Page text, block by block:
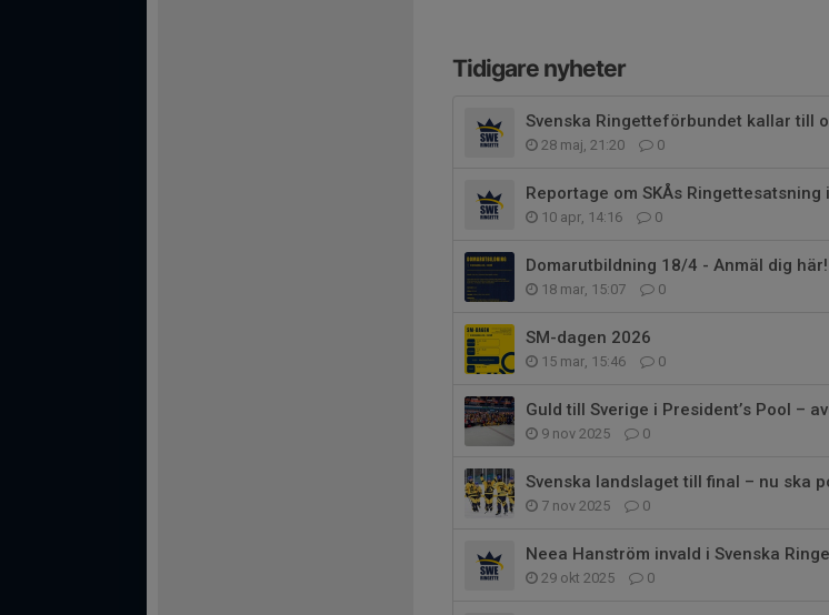
Tidigare nyheter
Svenska Ringetteförbundet kallar till
28 maj, 21:20 0
Reportage om SKÅs Ringettesatsning
10 apr, 14:16 0
Domarutbildning 18/4 - Anmäl dig här!
18 mar, 15:07 0
SM-dagen 2026
15 mar, 15:46 0
Guld till Sverige i President’s Pool –
9 nov 2025 0
Svenska landslaget till final – nu ska
7 nov 2025 0
Neea Hanström invald i Svenska
29 okt 2025 0